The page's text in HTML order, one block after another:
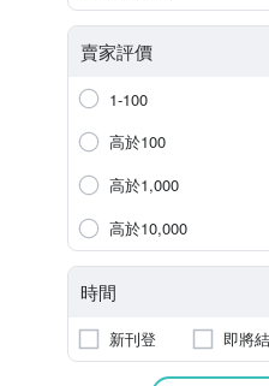
賣家評價
1-100
高於100
高於1,000
高於10,000
時間
新刊登 即將